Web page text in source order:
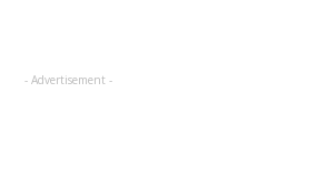
- Advertisement -